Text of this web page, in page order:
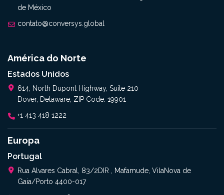
de México
contato@conversys.global
América do Norte
Estados Unidos
614, North Dupont Highway, Suite 210
Dover, Delaware, ZIP Code: 19901
+1 413 418 1222
Europa
Portugal
Rua Alvares Cabral, 83/2DIR , Mafamude, VilaNova de
Gaia/Porto 4400-017